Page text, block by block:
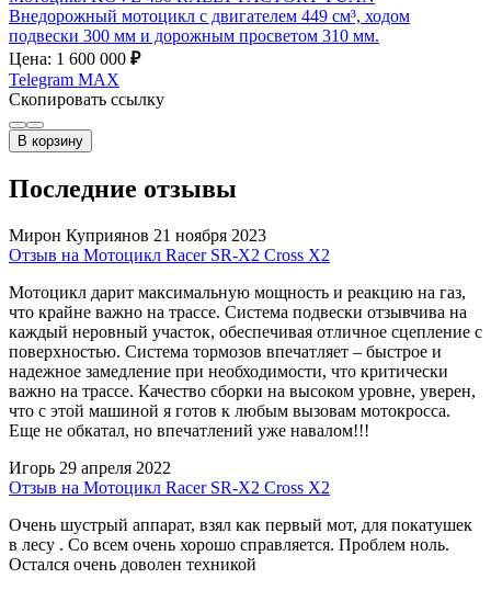
Внедорожный мотоцикл с двигателем 449 см³, ходом
подвески 300 мм и дорожным просветом 310 мм.
Цена: 1 600 000 ₽
Telegram MAX
Скопировать ссылку
В корзину
Последние отзывы
Мирон Куприянов 21 ноября 2023
Отзыв на Мотоцикл Racer SR-X2 Cross X2
Мотоцикл дарит максимальную мощность и реакцию на газ,
что крайне важно на трассе. Система подвески отзывчива на
каждый неровный участок, обеспечивая отличное сцепление с
поверхностью. Система тормозов впечатляет – быстрое и
надежное замедление при необходимости, что критически
важно на трассе. Качество сборки на высоком уровне, уверен,
что с этой машиной я готов к любым вызовам мотокросса.
Еще не обкатал, но впечатлений уже навалом!!!
Игорь 29 апреля 2022
Отзыв на Мотоцикл Racer SR-X2 Cross X2
Очень шустрый аппарат, взял как первый мот, для покатушек
в лесу . Со всем очень хорошо справляется. Проблем ноль.
Остался очень доволен техникой